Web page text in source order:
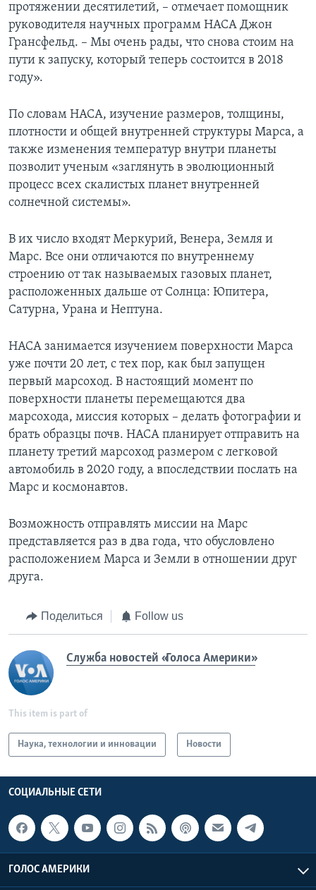
протяжении десятилетий, – отмечает помощник
руководителя научных программ НАСА Джон
Грансфельд. – Мы очень рады, что снова стоим на
пути к запуску, который теперь состоится в 2018
году».
По словам НАСА, изучение размеров, толщины,
плотности и общей внутренней структуры Марса, а
также изменения температур внутри планеты
позволит ученым «заглянуть в эволюционный
процесс всех скалистых планет внутренней
солнечной системы».
В их число входят Меркурий, Венера, Земля и
Марс. Все они отличаются по внутреннему
строению от так называемых газовых планет,
расположенных дальше от Солнца: Юпитера,
Сатурна, Урана и Нептуна.
НАСА занимается изучением поверхности Марса
уже почти 20 лет, с тех пор, как был запущен
первый марсоход. В настоящий момент по
поверхности планеты перемещаются два
марсохода, миссия которых – делать фотографии и
брать образцы почв. НАСА планирует отправить на
планету третий марсоход размером с легковой
автомобиль в 2020 году, а впоследствии послать на
Марс и космонавтов.
Возможность отправлять миссии на Марс
представляется раз в два года, что обусловлено
расположением Марса и Земли в отношении друг
друга.
Поделиться Follow us
Служба новостей «Голоса Америки»
This item is part of
Наука, технологии и инновации Новости
СОЦИАЛЬНЫЕ СЕТИ
ГОЛОС АМЕРИКИ